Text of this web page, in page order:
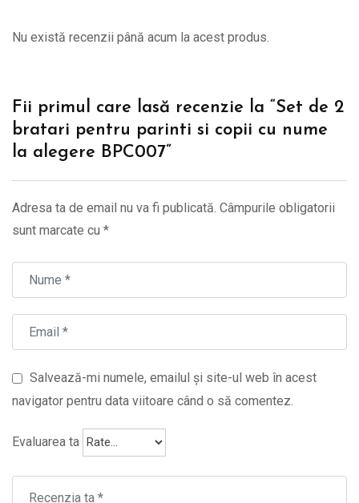
Nu există recenzii până acum la acest produs.
Fii primul care lasă recenzie la “Set de 2
bratari pentru parinti si copii cu nume
la alegere BPC007”
Adresa ta de email nu va fi publicată. Câmpurile obligatorii
sunt marcate cu *
Salvează-mi numele, emailul și site-ul web în acest
navigator pentru data viitoare când o să comentez.
Evaluarea ta